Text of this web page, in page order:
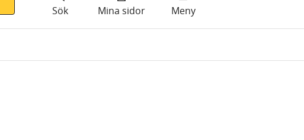
Sök Mina sidor Meny